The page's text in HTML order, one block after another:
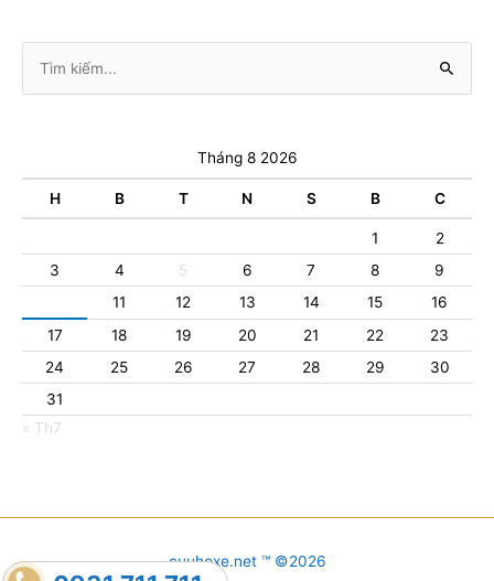
kiếm:
Tháng 8 2026
H B T N S B C
1
2
3
4 5 6 7 8
9
11 12 13 14 15
16
17
18 19 20 21 22
23
24
25 26 27 28 29
30
31
« Th7
cuuhoxe.net ™ ©2026